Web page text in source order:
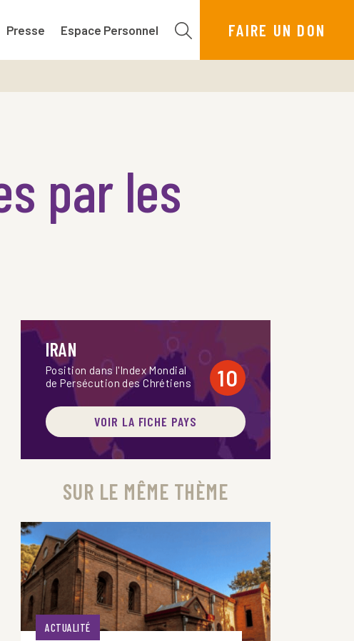
Presse Espace Personnel FAIRE UN DON
par les
IRAN
Position dans l'Index Mondial
de Persécution des Chrétiens
10
VOIR LA FICHE PAYS
SUR LE MÊME THÈME
ACTUALITÉ